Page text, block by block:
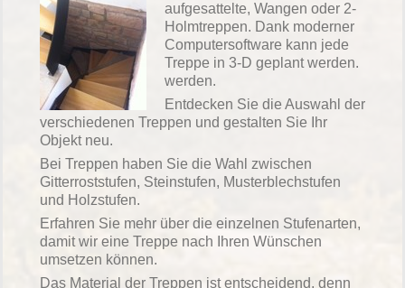
aufgesattelte, Wangen oder 2-
Holmtreppen. Dank moderner
Computersoftware kann jede
Treppe in 3-D geplant werden.
werden.
Entdecken Sie die Auswahl der
verschiedenen Treppen und gestalten Sie Ihr
Objekt neu.
Bei Treppen haben Sie die Wahl zwischen
Gitterroststufen, Steinstufen, Musterblechstufen
und Holzstufen.
Erfahren Sie mehr über die einzelnen Stufenarten,
damit wir eine Treppe nach Ihren Wünschen
umsetzen können.
Das Material der Treppen ist entscheidend, denn